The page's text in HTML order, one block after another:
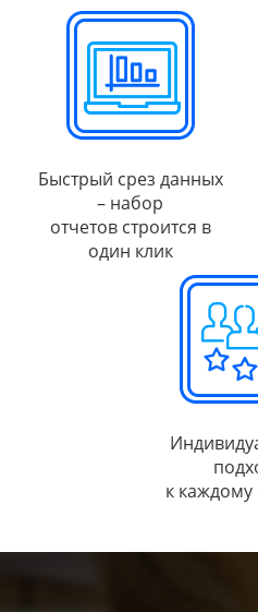
Быстрый срез данных
– набор
отчетов строится в
один клик
к каждому